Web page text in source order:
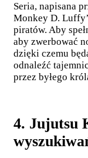
Seria, napisana
Monkey D.
piratów. Aby
aby zwerbować
dzięki czemu
odnaleźć
przez byłego
4. Jujutsu